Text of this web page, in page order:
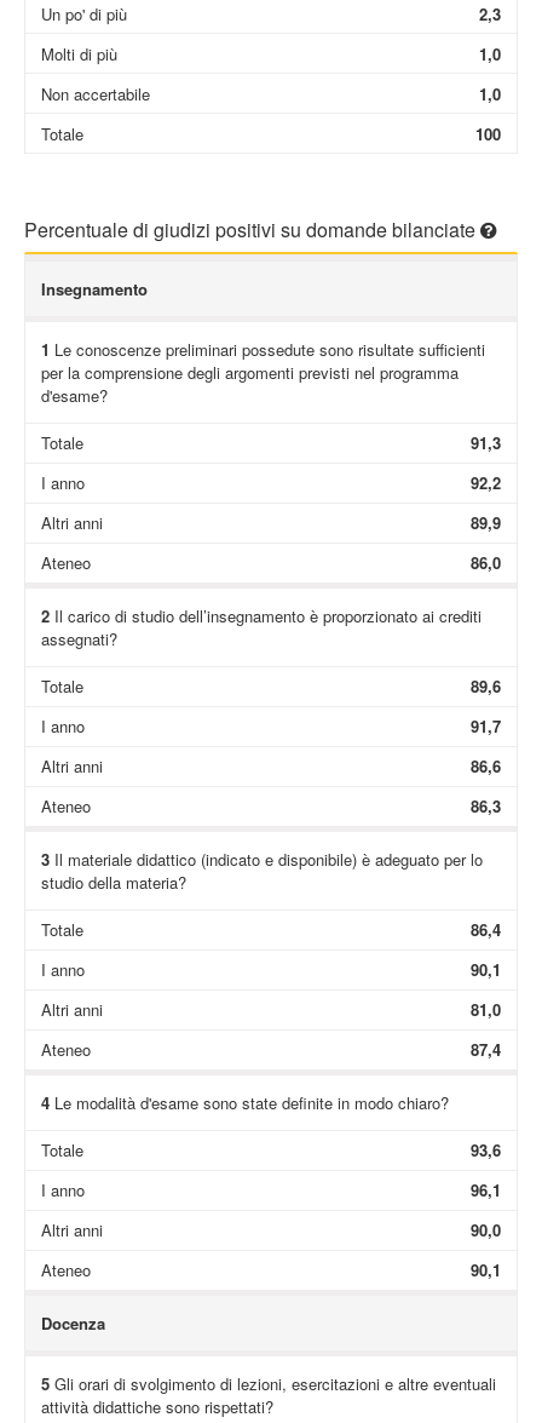
Un po' di più
Molti di più
Non accertabile
Totale
2,3
1,0
1,0
100
Percentuale di giudizi positivi su domande bilanciate
Insegnamento
1 Le conoscenze preliminari possedute sono risultate sufficienti
per la comprensione degli argomenti previsti nel programma
d'esame?
Totale
91,3
I anno
92,2
Altri anni
89,9
Ateneo
86,0
2Il carico di studio dell’insegnamento è proporzionato ai crediti
assegnati?
Totale
89,6
I anno
91,7
Altri anni
86,6
Ateneo
86,3
3Il materiale didattico (indicato e disponibile) è adeguato per lo
studio della materia?
Totale
86,4
I anno
90,1
Altri anni
81,0
Ateneo
87,4
4Le modalità d'esame sono state definite in modo chiaro?
Totale
93,6
I anno
96,1
Altri anni
90,0
Ateneo
90,1
Docenza
5Gli orari di svolgimento di lezioni, esercitazioni e altre eventuali
attività didattiche sono rispettati?